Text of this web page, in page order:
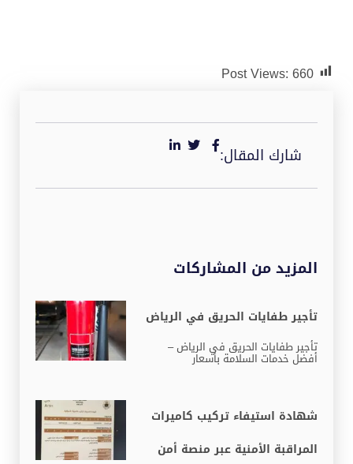
Post Views:660
شارك المقال:
المزيد من المشاركات
تأجير طفايات الحريق في الرياض
تأجير طفايات الحريق في الرياض –
أفضل خدمات السلامة بأسعار
شهادة استيفاء تركيب كاميرات
المراقبة الأمنية عبر منصة أمن